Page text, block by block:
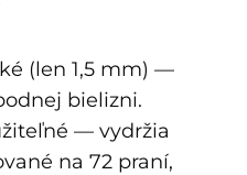
(len 1,5 mm) —
bielizni.
— vydržia
na 72 praní,